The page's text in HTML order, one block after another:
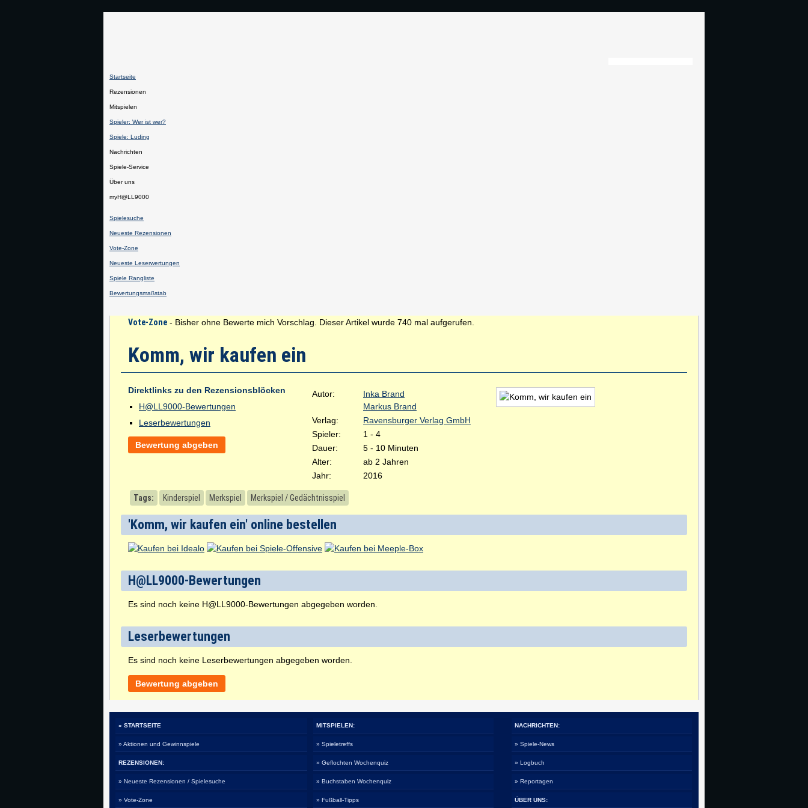
Startseite
Rezensionen
Mitspielen
Spieler: Wer ist wer?
Spiele: Luding
Nachrichten
Spiele-Service
Über uns
myH@LL9000
Spielesuche
Neueste Rezensionen
Vote-Zone
Neueste Leserwertungen
Spiele Rangliste
Bewertungsmaßstab
Vote-Zone - Bisher ohne Bewerte mich Vorschlag. Dieser Artikel wurde 740 mal aufgerufen.
Komm, wir kaufen ein
Direktlinks zu den Rezensionsblöcken
H@LL9000-Bewertungen
Leserbewertungen
Bewertung abgeben
Autor:
Inka Brand
Markus Brand
Verlag:
Ravensburger Verlag GmbH
Spieler:
1 - 4
Dauer:
5 - 10 Minuten
Alter:
ab 2 Jahren
Jahr:
2016
Tags: Kinderspiel Merkspiel Merkspiel / Gedächtnisspiel
'Komm, wir kaufen ein' online bestellen
H@LL9000-Bewertungen
Es sind noch keine H@LL9000-Bewertungen abgegeben worden.
Leserbewertungen
Es sind noch keine Leserbewertungen abgegeben worden.
Bewertung abgeben
» STARTSEITE
» Aktionen und Gewinnspiele
REZENSIONEN:
» Neueste Rezensionen / Spielesuche
» Vote-Zone
MITSPIELEN:
» Spieletreffs
» Geflochten Wochenquiz
» Buchstaben Wochenquiz
» Fußball-Tipps
NACHRICHTEN:
» Spiele-News
» Logbuch
» Reportagen
ÜBER UNS: